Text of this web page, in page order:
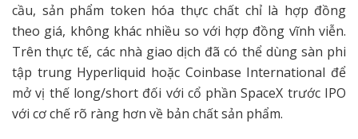
cầu, sản phẩm token hóa thực chất chỉ là hợp đồng
theo giá, không khác nhiều so với hợp đồng vĩnh viễn.
Trên thực tế, các nhà giao dịch đã có thể dùng sàn phi
tập trung Hyperliquid hoặc Coinbase International để
mở vị thế long/short đối với cổ phần SpaceX trước IPO
với cơ chế rõ ràng hơn về bản chất sản phẩm.